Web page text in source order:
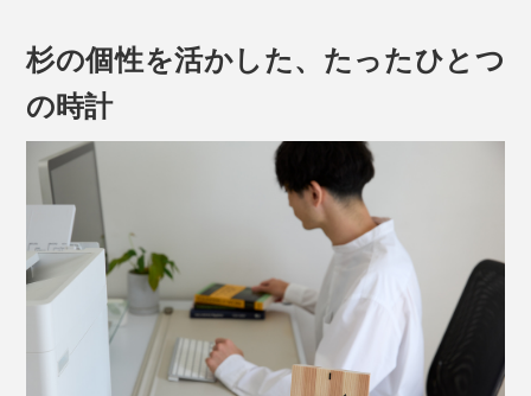
た、私たちの人生のよう。
あなたの大切な人が歩んできた“これまで”を讃えて、“こ
は、きっとふさわしいでしょう。
デスクやベッドサイドに置きやすいサイズの置き時計、
「ko NENRIN」が、新たに登場です。
杉の個性を活かした、たったひとつ
の時計